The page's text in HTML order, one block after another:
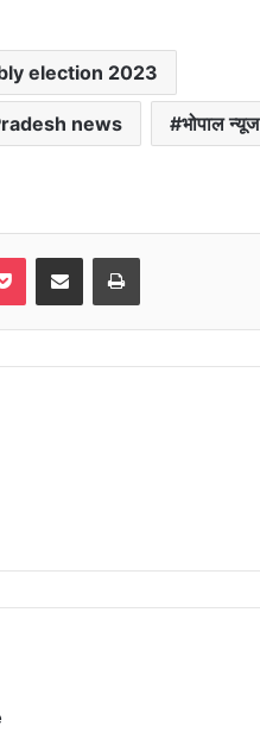
election 2023
news भोपाल न्यूज
Pocket Share via Email Print